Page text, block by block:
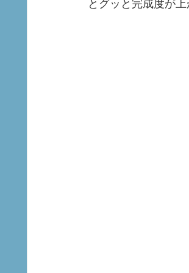
とグッと完成度が上